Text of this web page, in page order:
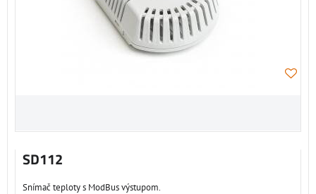
SD112
Snímač teploty s ModBus výstupom.